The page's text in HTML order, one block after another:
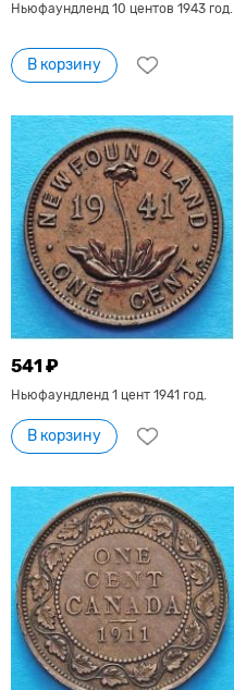
Ньюфаундленд 10 центов 1943 год.
В корзину
541 ₽
Ньюфаундленд 1 цент 1941 год.
В корзину